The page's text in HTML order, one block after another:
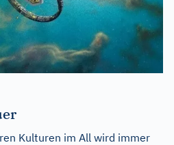
Kulturen im All wird immer